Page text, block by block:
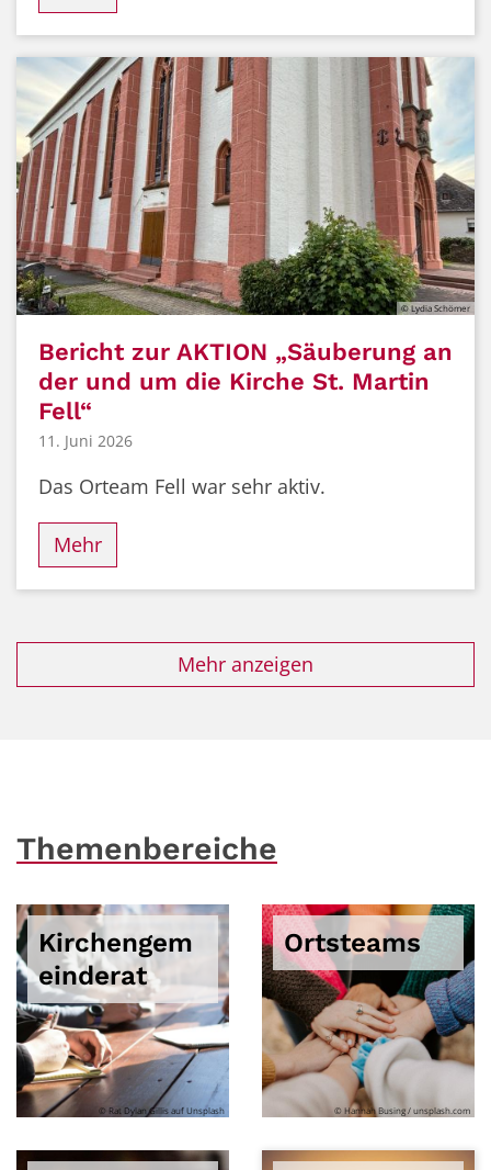
© Lydia Schömer
Bericht zur AKTION „Säuberung an
der und um die Kirche St. Martin
Fell“
11. Juni 2026
Das Orteam Fell war sehr aktiv.
Mehr
Mehr anzeigen
Themenbereiche
Kirchengem
einderat
© Rat Dylan Gillis auf Unsplash
Ortsteams
© Hannah Busing / unsplash.com